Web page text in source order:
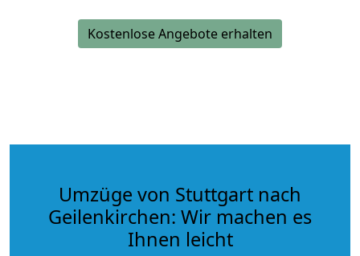
Kostenlose Angebote erhalten
Umzüge von Stuttgart nach
Geilenkirchen: Wir machen es
Ihnen leicht